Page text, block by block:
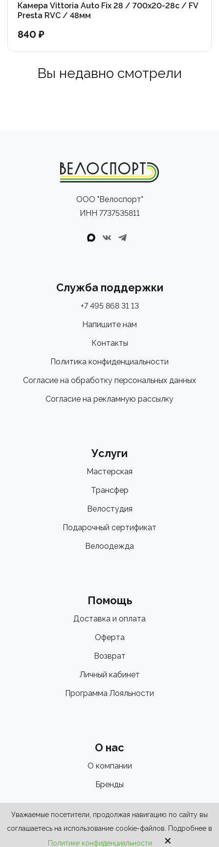
Камера Vittoria Auto Fix 28 / 700x20-28c / FV
Presta RVC / 48мм
840 ₽
Вы недавно смотрели
ООО "Велоспорт"
ИНН 7737535811
Служба поддержки
+7 495 868 31 13
Напишите нам
Контакты
Политика конфиденциальности
Согласие на обработку персональных данных
Согласие на рекламную рассылку
Услуги
Мастерская
Трансфер
Велостудия
Подарочный сертификат
Велоодежда
Помощь
Доставка и оплата
Оферта
Возврат
Личный кабинет
Программа Лояльности
О нас
О компании
Бренды
Уважаемые посетители, продолжая навигацию по сайту вы
соглашаетесь на использование cookie-файлов. Подробнее в
Политике конфиденциальности
×